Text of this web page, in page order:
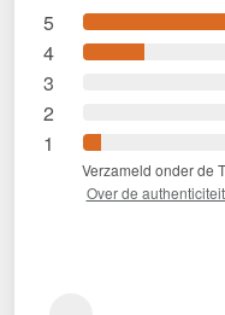
5
4
3
2
1
Verzameld onder de
Over de